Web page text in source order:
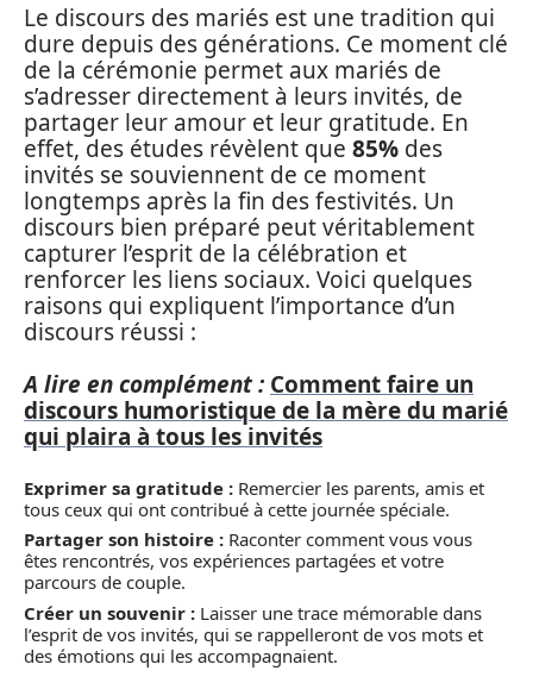
Le discours des mariés est une tradition qui
dure depuis des générations. Ce moment clé
de la cérémonie permet aux mariés de
s’adresser directement à leurs invités, de
partager leur amour et leur gratitude. En
effet, des études révèlent que 85% des
invités se souviennent de ce moment
longtemps après la fin des festivités. Un
discours bien préparé peut véritablement
capturer l’esprit de la célébration et
renforcer les liens sociaux. Voici quelques
raisons qui expliquent l’importance d’un
discours réussi :
A lire en complément : Comment faire un
discours humoristique de la mère du marié
qui plaira à tous les invités
Exprimer sa gratitude : Remercier les parents, amis et
tous ceux qui ont contribué à cette journée spéciale.
Partager son histoire : Raconter comment vous vous
êtes rencontrés, vos expériences partagées et votre
parcours de couple.
Créer un souvenir : Laisser une trace mémorable dans
l’esprit de vos invités, qui se rappelleront de vos mots et
des émotions qui les accompagnaient.